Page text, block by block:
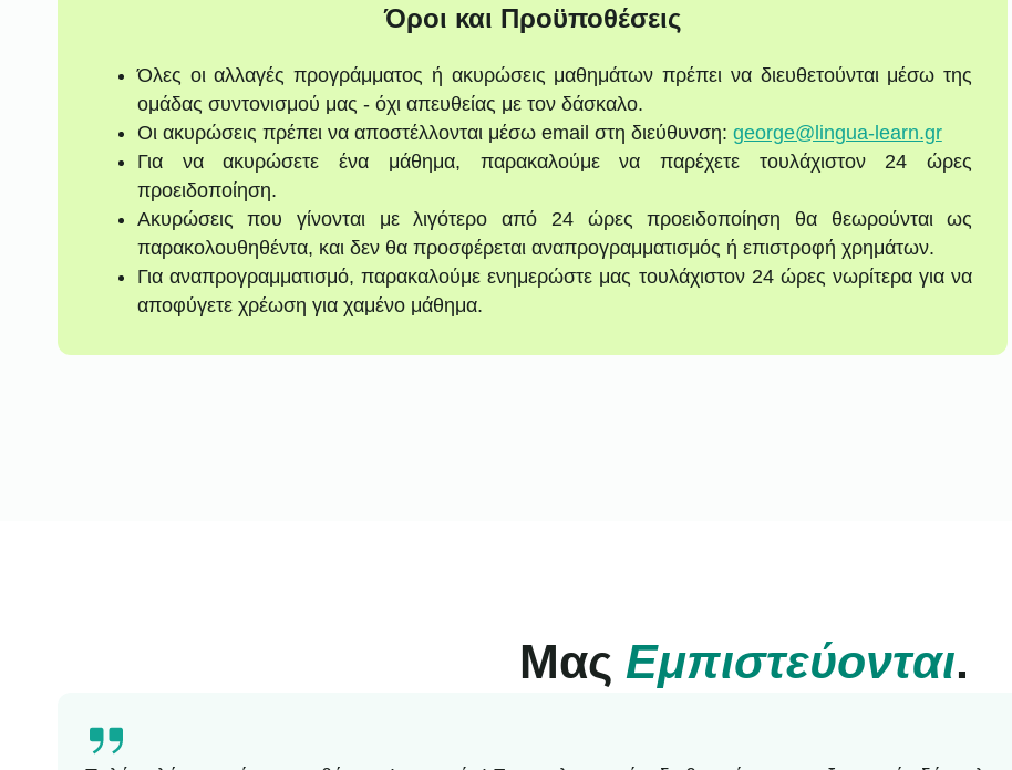
Όροι και Προϋποθέσεις
Όλες οι αλλαγές προγράμματος ή ακυρώσεις μαθημάτων πρέπει να διευθετούνται μέσω της
ομάδας συντονισμού μας - όχι απευθείας με τον δάσκαλο.
Οι ακυρώσεις πρέπει να αποστέλλονται μέσω email στη διεύθυνση: george@lingua-learn.gr
Για να ακυρώσετε ένα μάθημα, παρακαλούμε να παρέχετε τουλάχιστον 24 ώρες
προειδοποίηση.
Ακυρώσεις που γίνονται με λιγότερο από 24 ώρες προειδοποίηση θα θεωρούνται ως
παρακολουθηθέντα, και δεν θα προσφέρεται αναπρογραμματισμός ή επιστροφή χρημάτων.
Για αναπρογραμματισμό, παρακαλούμε ενημερώστε μας τουλάχιστον 24 ώρες νωρίτερα για να
αποφύγετε χρέωση για χαμένο μάθημα.
Μας Εμπιστεύονται.